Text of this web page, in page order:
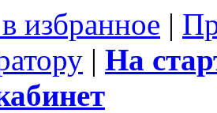
избранное |
| На